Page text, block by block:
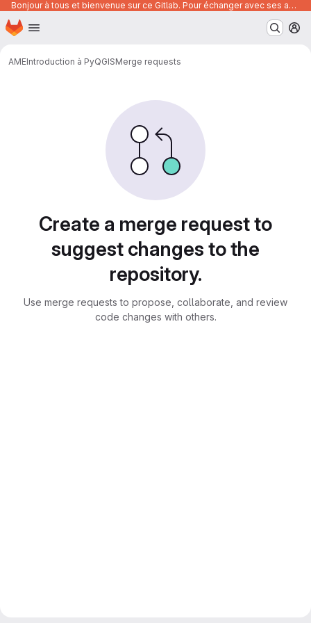
Bonjour à tous et bienvenue sur ce Gitlab. Pour échanger avec ses autres utilisateurs, posez vos questions ou trouver des ressources, vous pouvez rejoindre le canal suivant :
Skip to main content
Homepage
AMEIntroduction à PyQGISMerge requests
Create a merge request to
suggest changes to the
repository.
Use merge requests to propose, collaborate, and review
code changes with others.